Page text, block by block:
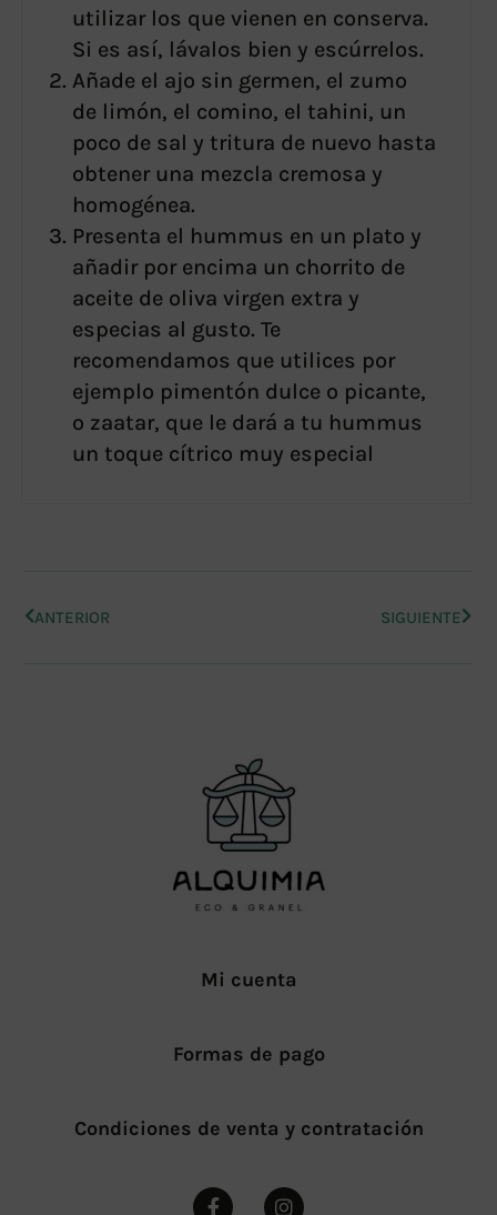
utilizar los que vienen en conserva.
Si es así, lávalos bien y escúrrelos.
Añade el ajo sin germen, el zumo
de limón, el comino, el tahini, un
poco de sal y tritura de nuevo hasta
obtener una mezcla cremosa y
homogénea.
Presenta el hummus en un plato y
añadir por encima un chorrito de
aceite de oliva virgen extra y
especias al gusto. Te
recomendamos que utilices por
ejemplo pimentón dulce o picante,
o zaatar, que le dará a tu hummus
un toque cítrico muy especial
ANTERIOR SIGUIENTE
Mi cuenta
Formas de pago
Condiciones de venta y contratación